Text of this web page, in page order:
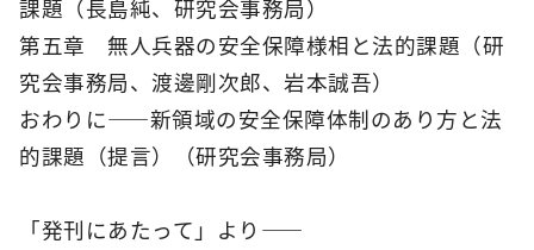
課題（長島純、研究会事務局）
第五章 無人兵器の安全保障様相と法的課題（研
究会事務局、渡邊剛次郎、岩本誠吾）
おわりに――新領域の安全保障体制のあり方と法
的課題（提言）（研究会事務局）
「発刊にあたって」より――